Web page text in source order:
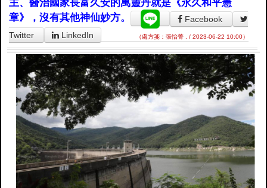
主、醫治國家長富久安的萬靈丹就是《永久和平憲
章》，沒有其他神仙妙方。
Facebook
Twitter
LinkedIn （處方箋：張怡菁 . / 2023-06-22 10:00）